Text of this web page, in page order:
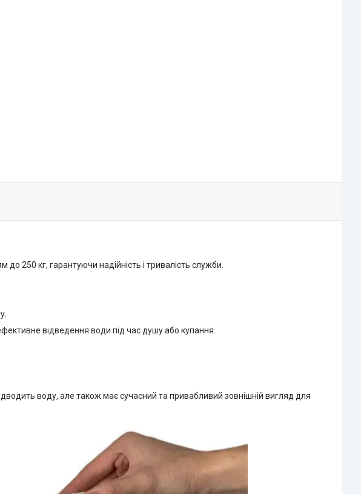
250 кг, гарантуючи надійність і тривалість служби.
відведення води під час душу або купання.
воду, але також має сучасний та привабливий зовнішній вигляд для